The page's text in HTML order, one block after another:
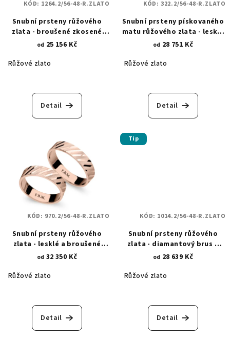
Snubní prsteny růžového
zlata - broušené zkosené
linie 1264.2
od 25 156 Kč
Růžové zlato
Detail
KÓD: 1264.2/56-48-R.ZLATO
Snubní prsteny pískovaného
matu růžového zlata - lesklá
povrchová rytina - zkosené
od 28 751 Kč
Růžové zlato
Detail
KÓD: 322.2/56-48-R.ZLATO
Snubní prsteny růžového
zlata - lesklé a broušené
pruhy 970.2
od 32 350 Kč
Růžové zlato
Detail
KÓD: 970.2/56-48-R.ZLATO
Tip
Snubní prsteny růžového
zlata - diamantový brus a
zirkony 1014.2
od 28 639 Kč
Růžové zlato
Detail
KÓD: 1014.2/56-48-R.ZLATO